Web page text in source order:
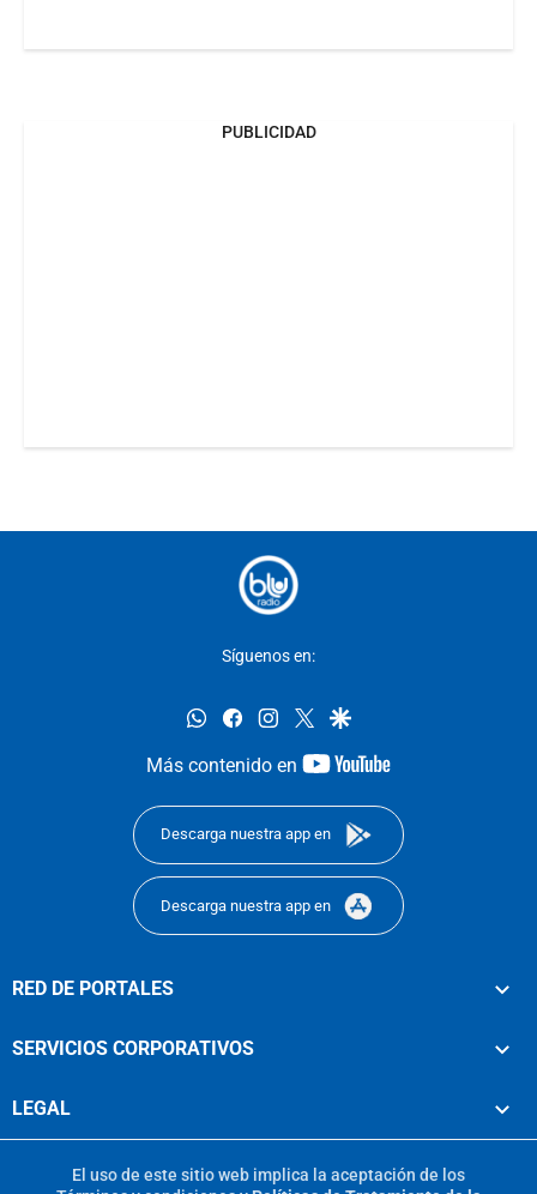
PUBLICIDAD
Síguenos en:
whatsappfacebookinstagram
twittergoogle
Más contenido en
youtube-
Descarga nuestra app en
Descarga nuestra app en
RED DE PORTALES
SERVICIOS CORPORATIVOS
LEGAL
El uso de este sitio web implica la aceptación de los